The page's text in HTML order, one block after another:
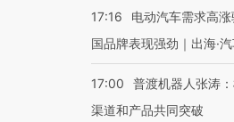
17:16
电动汽车需求高
国品牌表现强劲｜出海·
17:00
普渡机器人张涛
渠道和产品共同突破